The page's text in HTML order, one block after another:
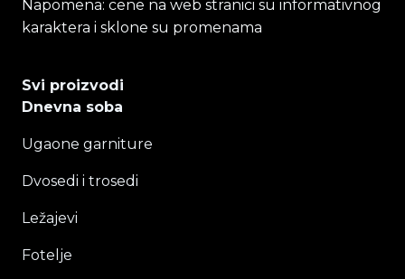
Napomena: cene na web stranici su informativnog
karaktera i sklone su promenama
Svi proizvodi
Dnevna soba
Ugaone garniture
Dvosedi i trosedi
Ležajevi
Fotelje